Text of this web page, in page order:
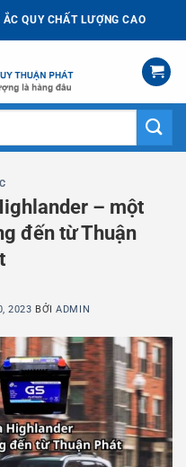
QUY CHẤT LƯỢNG CAO
– một
đến từ Thuận
2023 BỞIADMIN